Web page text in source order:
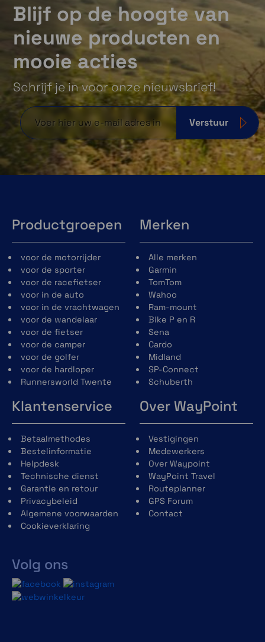
Blijf op de hoogte van
nieuwe producten en
mooie acties
Schrijf je in voor onze nieuwsbrief!
Verstuur
Productgroepen
voor de motorrijder
voor de sporter
voor de racefietser
voor in de auto
voor in de vrachtwagen
voor de wandelaar
voor de fietser
voor de camper
voor de golfer
voor de hardloper
Runnersworld Twente
Merken
Alle merken
Garmin
TomTom
Wahoo
Ram-mount
Bike P en R
Sena
Cardo
Midland
SP-Connect
Schuberth
Klantenservice
Betaalmethodes
Bestelinformatie
Helpdesk
Technische dienst
Garantie en retour
Privacybeleid
Algemene voorwaarden
Cookieverklaring
Volg ons
Over WayPoint
Vestigingen
Medewerkers
Over Waypoint
WayPoint Travel
Routeplanner
GPS Forum
Contact